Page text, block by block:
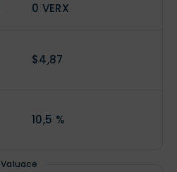
0 VERX
$4,87
10,5 %
Valuace